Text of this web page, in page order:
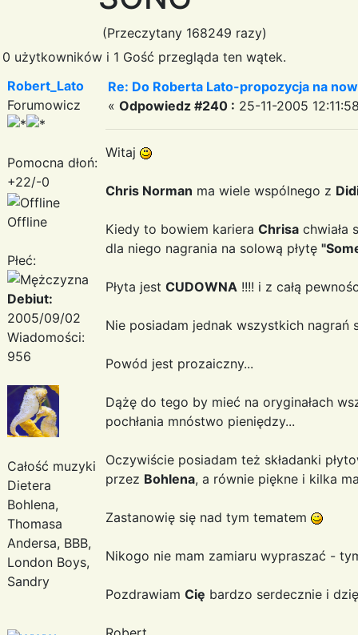
(Przeczytany 168249 razy)
0 użytkowników i 1 Gość przegląda ten wątek.
Robert_Lato
Forumowicz
Pomocna dłoń:
+22/-0
Offline
Płeć:
Debiut:
2005/09/02
Wiadomości:
956
Całość muzyki
Dietera
Bohlena,
Thomasa
Andersa, BBB,
London Boys,
Sandry
Re: Do Roberta Lato-propozycja na
« Odpowiedz #240 : 25-11-2005
Witaj
Chris Norman ma wiele wspólnego z
Kiedy to bowiem kariera Chrisa chwiała
dla niego nagrania na solową płytę
Płyta jest CUDOWNA !!!! i z całą
Nie posiadam jednak wszystkich nagrań
Powód jest prozaiczny...
Dążę do tego by mieć na oryginałach
pochłania mnóstwo pieniędzy...
Oczywiście posiadam też składanki
przez Bohlena, a równie piękne i kilka
Zastanowię się nad tym tematem
Nikogo nie mam zamiaru wypraszać -
Pozdrawiam Cię bardzo serdecznie i